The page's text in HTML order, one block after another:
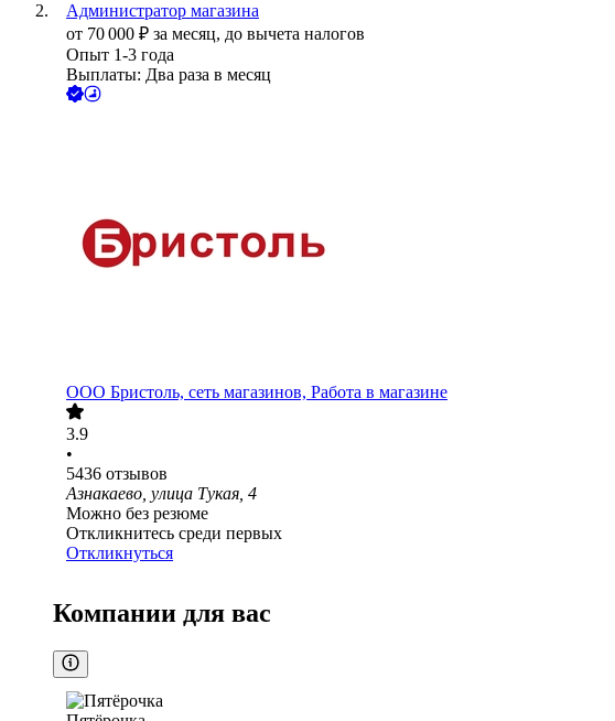
Администратор магазина
от 70 000 ₽ за месяц, до вычета налогов
Опыт 1-3 года
Выплаты: Два раза в месяц
ООО Бристоль, сеть магазинов, Работа в магазине
3.9
•
5436 отзывов
Азнакаево, улица Тукая, 4
Можно без резюме
Откликнитесь среди первых
Откликнуться
Компании для вас